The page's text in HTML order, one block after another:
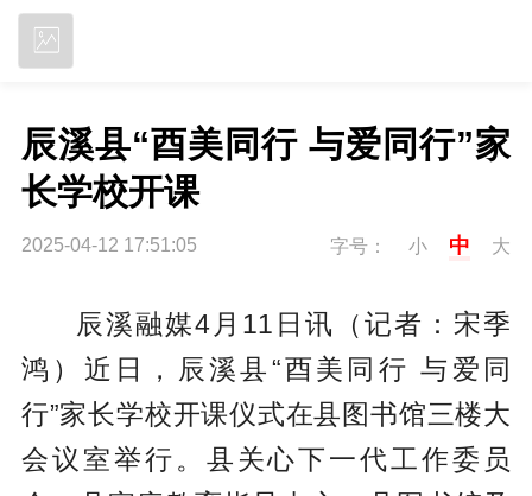
辰溪县“酉美同行 与爱同行”家
长学校开课
2025-04-12 17:51:05 字号： 小 中 大
辰溪融媒4月11日讯（记者：宋季
鸿）近日，辰溪县“酉美同行 与爱同
行”家长学校开课仪式在县图书馆三楼大
会议室举行。县关心下一代工作委员